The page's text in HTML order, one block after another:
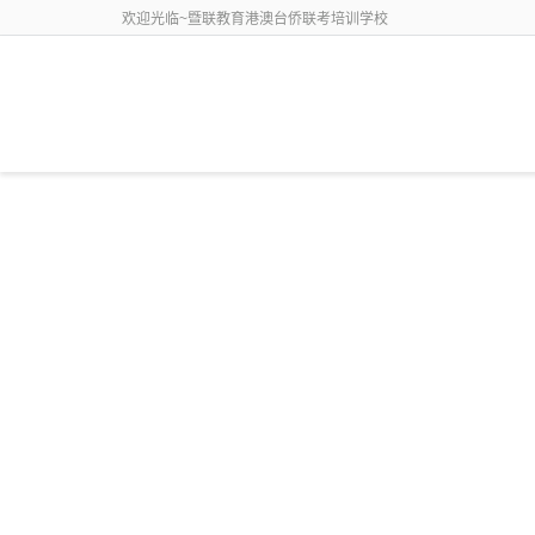
欢迎光临~暨联教育港澳台侨联考培训学校